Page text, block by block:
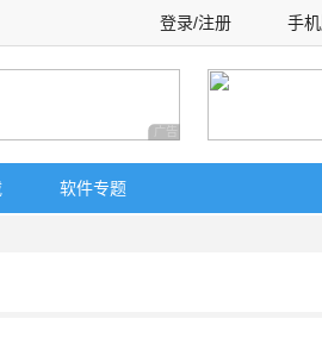
登录/注册 手
广告 商业广告，理性选择
软件专题